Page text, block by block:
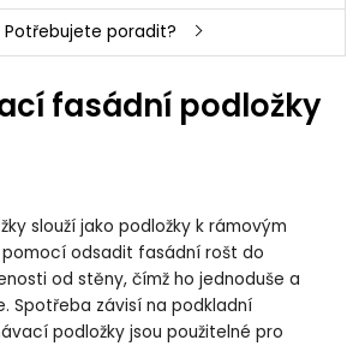
Potřebujete poradit?
fasádní podložky
slouží jako podložky k rámovým
pomocí odsadit fasádní rošt do
od stěny, čímž ho jednoduše a
Spotřeba závisí na podkladní
podložky jsou použitelné pro